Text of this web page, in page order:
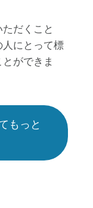
だくこと
にとって標
ができま
もっと